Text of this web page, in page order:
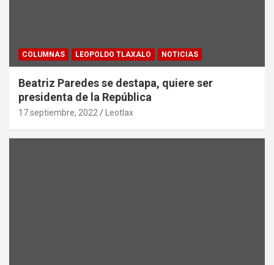
COLUMNAS LEOPOLDO TLAXALO NOTICIAS
Beatriz Paredes se destapa, quiere ser
presidenta de la República
17 septiembre, 2022 Leotlax